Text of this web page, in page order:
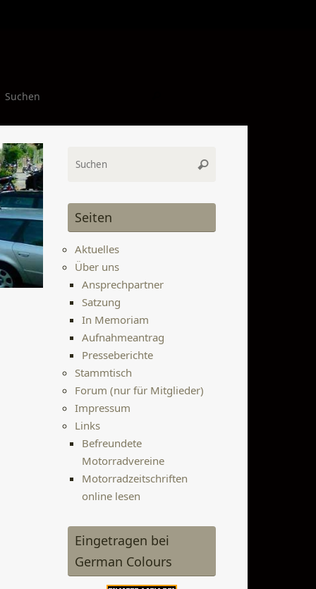
Suchen
Seiten
Aktuelles
Über uns
Ansprechpartner
Satzung
In Memoriam
Aufnahmeantrag
Presseberichte
Stammtisch
Forum (nur für Mitglieder)
Impressum
Links
Befreundete
Motorradvereine
Motorradzeitschriften
online lesen
Eingetragen bei
German Colours